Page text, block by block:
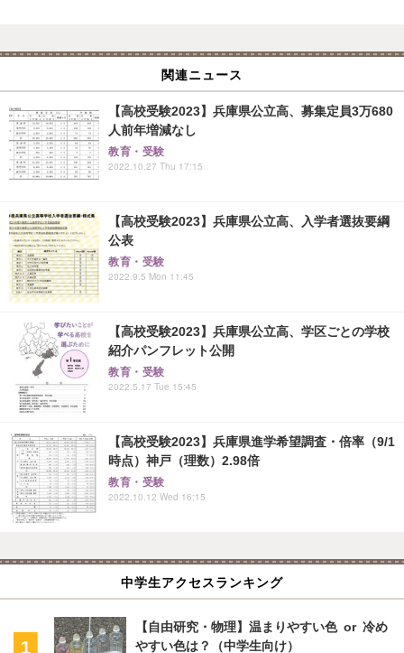
関連ニュース
【高校受験2023】兵庫県公立高、募集定員3万680
人前年増減なし
教育・受験
2022.10.27 Thu 17:15
【高校受験2023】兵庫県公立高、入学者選抜要綱
公表
教育・受験
2022.9.5 Mon 11:45
【高校受験2023】兵庫県公立高、学区ごとの学校
紹介パンフレット公開
教育・受験
2022.5.17 Tue 15:45
【高校受験2023】兵庫県進学希望調査・倍率（9/1
時点）神戸（理数）2.98倍
教育・受験
2022.10.12 Wed 16:15
中学生アクセスランキング
【自由研究・物理】温まりやすい色 or 冷め
やすい色は？（中学生向け）